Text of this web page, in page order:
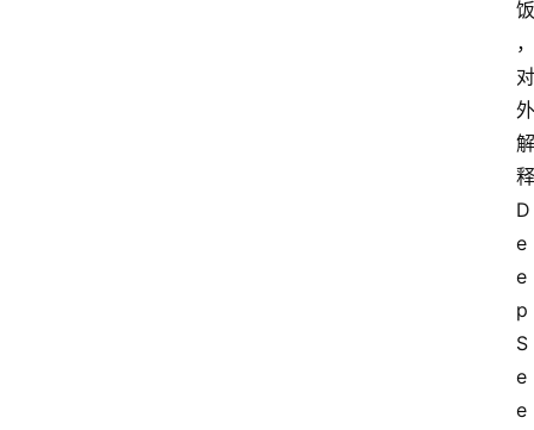
饭
，
对
外
解
释
D
e
e
p
S
e
e